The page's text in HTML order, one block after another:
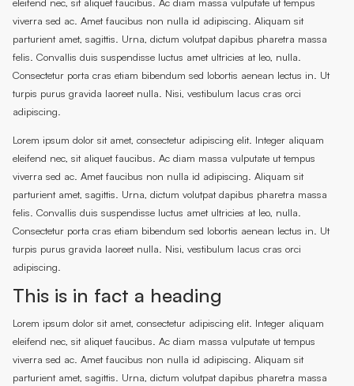
viverra sed ac. Amet faucibus non nulla id adipiscing. Aliquam sit
parturient amet, sagittis. Urna, dictum volutpat dapibus pharetra massa
felis. Convallis duis suspendisse luctus amet ultricies at leo, nulla.
Consectetur porta cras etiam bibendum sed lobortis aenean lectus in. Ut
turpis purus gravida laoreet nulla. Nisi, vestibulum lacus cras orci
adipiscing.
Lorem ipsum dolor sit amet, consectetur adipiscing elit. Integer aliquam
eleifend nec, sit aliquet faucibus. Ac diam massa vulputate ut tempus
viverra sed ac. Amet faucibus non nulla id adipiscing. Aliquam sit
parturient amet, sagittis. Urna, dictum volutpat dapibus pharetra massa
felis. Convallis duis suspendisse luctus amet ultricies at leo, nulla.
Consectetur porta cras etiam bibendum sed lobortis aenean lectus in. Ut
turpis purus gravida laoreet nulla. Nisi, vestibulum lacus cras orci
adipiscing.
This is in fact a heading
Lorem ipsum dolor sit amet, consectetur adipiscing elit. Integer aliquam
eleifend nec, sit aliquet faucibus. Ac diam massa vulputate ut tempus
viverra sed ac. Amet faucibus non nulla id adipiscing. Aliquam sit
parturient amet, sagittis. Urna, dictum volutpat dapibus pharetra massa